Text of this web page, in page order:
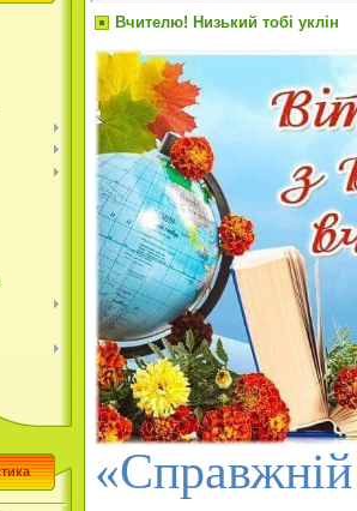
Вчителю! Низький тобі уклін